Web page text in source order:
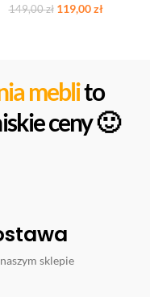
149,00zł 119,00zł
meblito
ceny 🙂
sklepie